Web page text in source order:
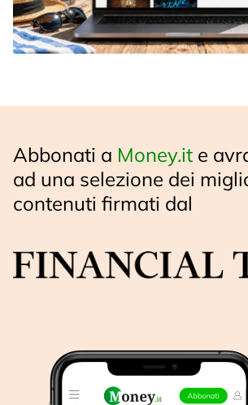
Abbonati a Money.it e
ad una selezione dei
contenuti firmati dal